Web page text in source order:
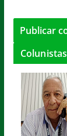
Colunistas